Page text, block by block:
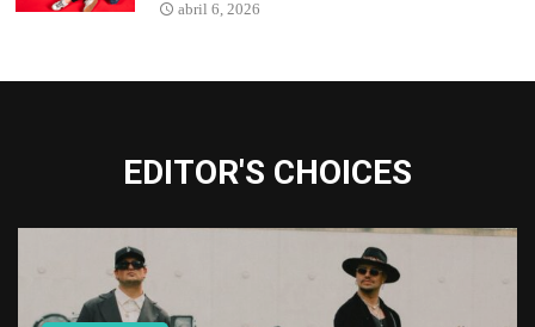
abril 6, 2026
EDITOR'S CHOICES